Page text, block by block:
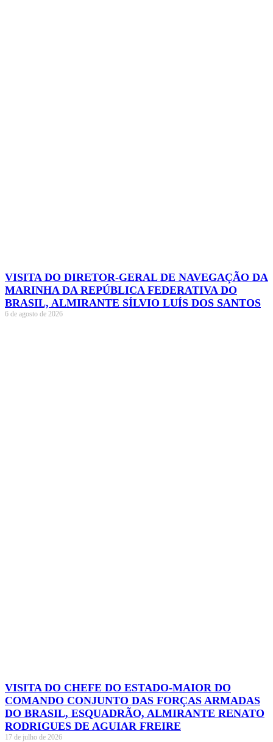
VISITA DO DIRETOR-GERAL DE NAVEGAÇÃO DA
MARINHA DA REPÚBLICA FEDERATIVA DO
BRASIL, ALMIRANTE SÍLVIO LUÍS DOS SANTOS
6 de agosto de 2026
VISITA DO CHEFE DO ESTADO-MAIOR DO
COMANDO CONJUNTO DAS FORÇAS ARMADAS
DO BRASIL, ESQUADRÃO, ALMIRANTE RENATO
RODRIGUES DE AGUIAR FREIRE
17 de julho de 2026